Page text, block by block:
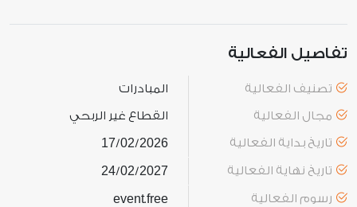
تفاصيل الفعالية
تصنيف الفعالية
المبادرات
مجال الفعالية
القطاع غير الربحي
تاريخ بداية الفعالية
17/02/2026
تاريخ نهاية الفعالية 24/02/2027
رسوم الفعالية event.free